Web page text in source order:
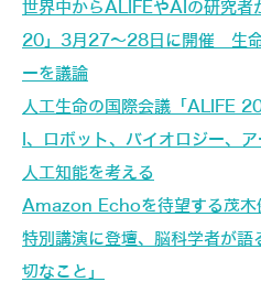
世界中からALIFEやAIの研究
20」3月27～28日に開催 生命
ーを議論
人工生命の国際会議「ALIFE
I、ロボット、バイオロジー、
人工知能を考える
Amazon Echoを待望する茂
特別講演に登壇、脳科学者が
切なこと」